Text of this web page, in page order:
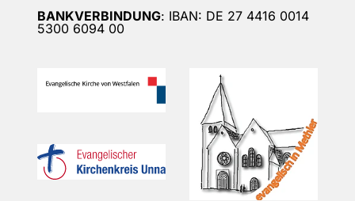
BANKVERBINDUNG: IBAN: DE 27 4416 0014
5300 6094 00